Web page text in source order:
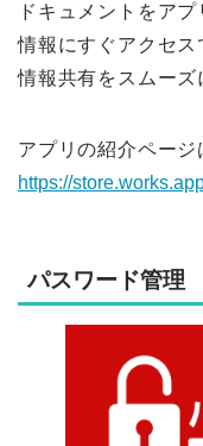
ドキュメントをア
情報にすぐアクセ
情報共有をスムーズ
アプリの紹介ページ
https://
パスワード管理